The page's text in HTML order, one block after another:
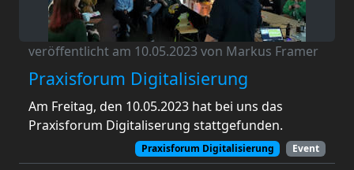
veröffentlicht am 10.05.2023 von Markus Framer
Praxisforum Digitalisierung
Am Freitag, den 10.05.2023 hat bei uns das
Praxisforum Digitaliserung stattgefunden.
Praxisforum Digitalisierung Event